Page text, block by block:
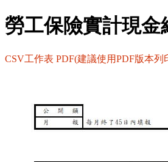
勞工保險實計現
CSV工作表 PDF(建議使用PDF版本列